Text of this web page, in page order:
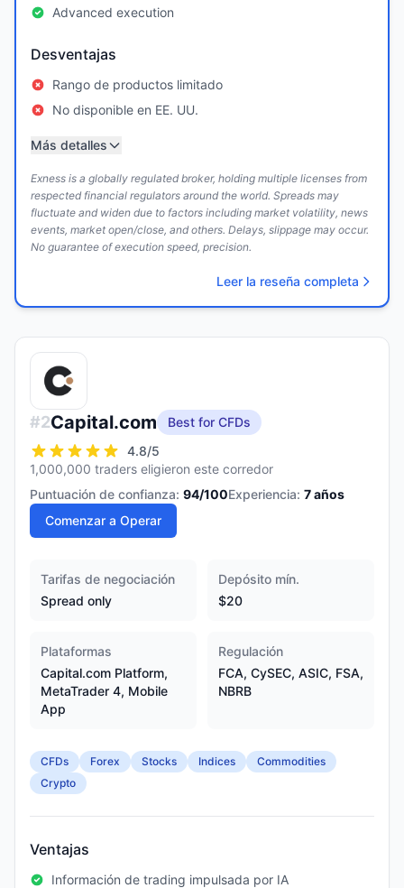
Advanced execution
Desventajas
Rango de productos limitado
No disponible en EE. UU.
Más detalles
Exness is a globally regulated broker, holding multiple licenses from
respected financial regulators around the world. Spreads may
fluctuate and widen due to factors including market volatility, news
events, market open/close, and others. Delays, slippage may occur.
No guarantee of execution speed, precision.
Leer la reseña completa
#2Capital.com
Best for CFDs
4.8/5
1,000,000 traders eligieron este corredor
Puntuación de confianza: 94/100Experiencia: 7años
Comenzar a Operar
Tarifas de negociación
Spread only
Depósito mín.
$20
Plataformas
Capital.com Platform,
MetaTrader 4, Mobile
App
Regulación
FCA, CySEC, ASIC, FSA,
NBRB
CFDs Forex Stocks Indices
Commodities
Crypto
Ventajas
Información de trading impulsada por IA